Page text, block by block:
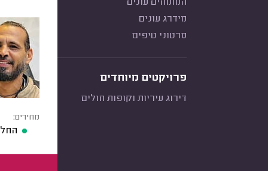
המומחים עונים
מידרג עונים
סרטוני טיפים
פרויקטים מיוחדים
דירוג עיריות וקופות חולים
מחירים: